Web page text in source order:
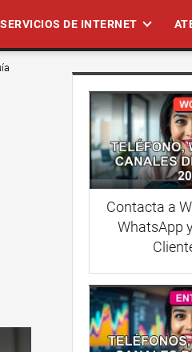
SERVICIOS DE INTERNET
Contacta a
WhatsApp